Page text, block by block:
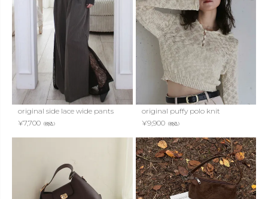
original side lace wide pants
¥7,700 （税込）
original puffy polo knit
¥9,900（税込）